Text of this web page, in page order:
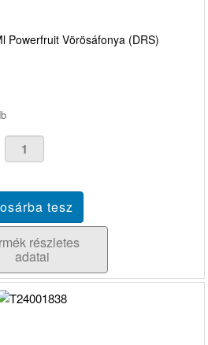
Powerfruit Vörösáfonya (DRS)
részletes
adatai